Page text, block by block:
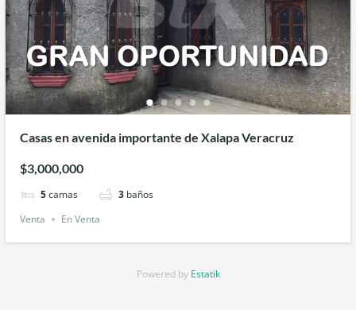
Casas en avenida importante de Xalapa Veracruz
$3,000,000
5camas 3 baños
Venta
En Venta
Powered by Estatik